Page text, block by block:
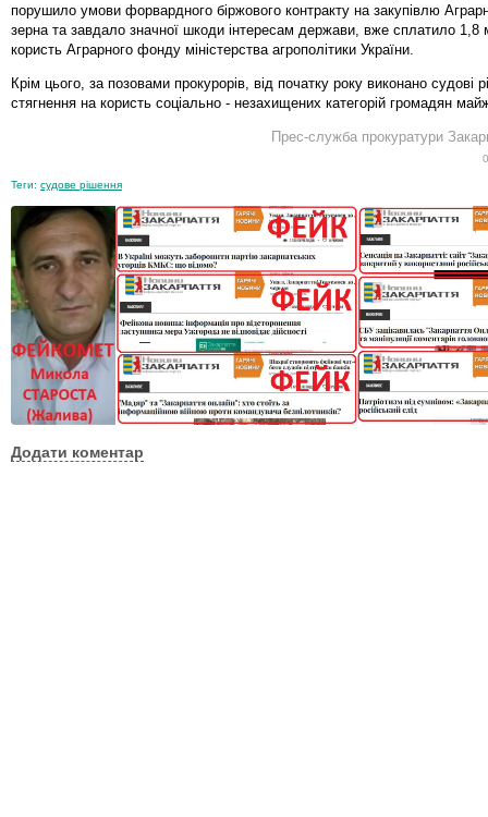
порушило умови форвардного біржового контракту на закупівлю
зерна та завдало значної шкоди інтересам держави, вже сплатило 1,8
користь Аграрного фонду міністерства агрополітики України.
Крім цього, за позовами прокурорів, від початку року виконано судові
стягнення на користь соціально - незахищених категорій громадян
Прес-служба прокуратури
Теги: судове рішення
Додати коментар